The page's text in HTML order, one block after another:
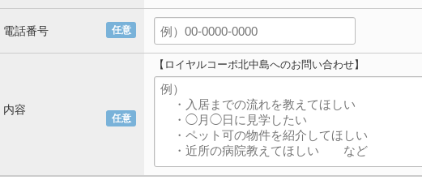
任意
電話番号
任意
内容
【ロイヤルコーポ北中島へのお問い合わせ】